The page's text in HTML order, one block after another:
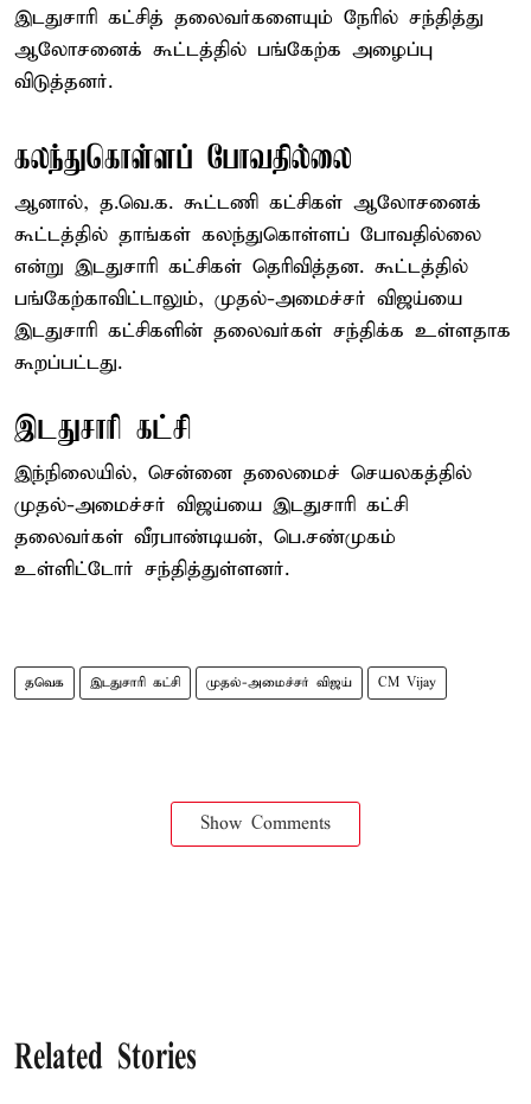
இடதுசாரி கட்சித் தலைவர்களையும் நேரில் சந்தித்து
ஆலோசனைக் கூட்டத்தில் பங்கேற்க அழைப்பு
விடுத்தனர்.
கலந்துகொள்ளப் போவதில்லை
ஆனால், த.வெ.க. கூட்டணி கட்சிகள் ஆலோசனைக்
கூட்டத்தில் தாங்கள் கலந்துகொள்ளப் போவதில்லை
என்று இடதுசாரி கட்சிகள் தெரிவித்தன. கூட்டத்தில்
பங்கேற்காவிட்டாலும், முதல்-அமைச்சர் விஜய்யை
இடதுசாரி கட்சிகளின் தலைவர்கள் சந்திக்க உள்ளதாக
கூறப்பட்டது.
இடதுசாரி கட்சி
இந்நிலையில், சென்னை தலைமைச் செயலகத்தில்
முதல்-அமைச்சர் விஜய்யை இடதுசாரி கட்சி
தலைவர்கள் வீரபாண்டியன், பெ.சண்முகம்
உள்ளிட்டோர் சந்தித்துள்ளனர்.
தவெக இடதுசாரி கட்சி முதல்-அமைச்சர் விஜய் CM Vijay
Show Comments
Related Stories